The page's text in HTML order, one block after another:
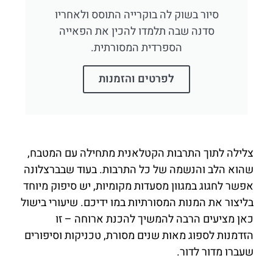
סיור בשוק לה בוקרייה התוסס ולאחריו
סדנה שבה תלמדו להכין את הפאייה
הספרדית המסורתית.
לפרטים והזמנות
צלילה לתוך התרבות הקטלאנית מתחילה עם המטבח,
שהוא הלב והנשמה של כל התרבות. בעוד שבברצלונה
אפשר לחגוג במגוון מסעדות מקומיות, יש סיפוק מיוחד
בליצור את המנות המסורתיות במו ידיכם. שיעורי בישול
כאן מציעים הרבה להמשיך להכנת ארוחה – זו
הזדמנות לספוג מאות שנים מסורת, טכניקות וסיפורים
שעברו מדור לדור.